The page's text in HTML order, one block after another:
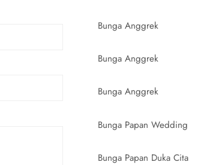
Bunga Anggrek
Bunga Anggrek
Bunga Anggrek
Bunga Papan Wedding
Bunga Papan Duka Cita